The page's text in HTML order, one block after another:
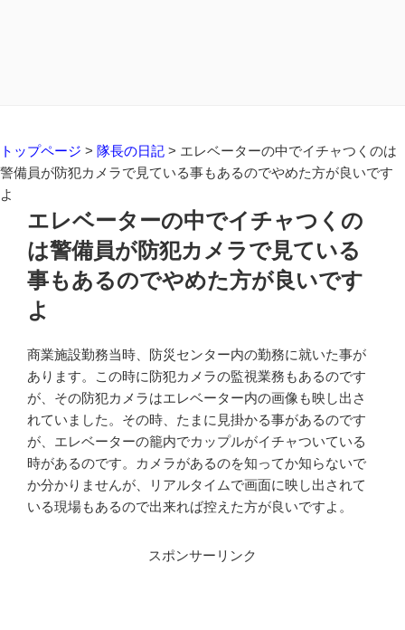
トップページ > 隊長の日記 > エレベーターの中でイチャつくのは
警備員が防犯カメラで見ている事もあるのでやめた方が良いです
よ
エレベーターの中でイチャつくの
は警備員が防犯カメラで見ている
事もあるのでやめた方が良いです
よ
商業施設勤務当時、防災センター内の勤務に就いた事が
あります。この時に防犯カメラの監視業務もあるのです
が、その防犯カメラはエレベーター内の画像も映し出さ
れていました。その時、たまに見掛かる事があるのです
が、エレベーターの籠内でカップルがイチャついている
時があるのです。カメラがあるのを知ってか知らないで
か分かりませんが、リアルタイムで画面に映し出されて
いる現場もあるので出来れば控えた方が良いですよ。
スポンサーリンク